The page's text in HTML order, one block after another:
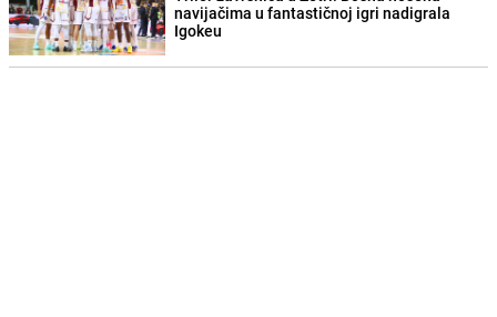
navijačima u fantastičnoj igri nadigrala
Igokeu